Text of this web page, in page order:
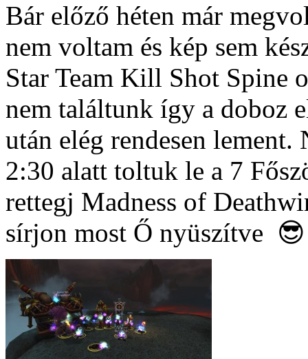
Bár előző héten már
nem voltam és kép sem
Star Team Kill Shot Spine
nem találtunk így a doboz
után elég rendesen
2:30 alatt toltuk le a 7
rettegj Madness of
sírjon most Ő nyüszítve 😎